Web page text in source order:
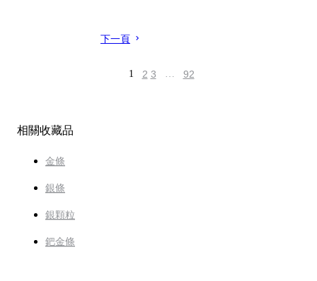
下一頁
1 2 3 … 92
相關收藏品
金條
銀條
銀顆粒
鈀金條